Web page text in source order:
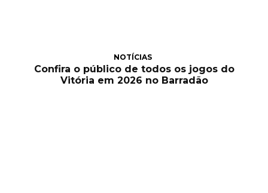
NOTÍCIAS
Confira o público de todos os jogos do
Vitória em 2026 no Barradão